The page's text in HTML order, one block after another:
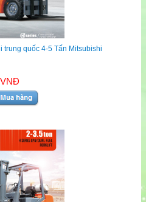
trung quốc 4-5 Tấn Mitsubishi
VNĐ